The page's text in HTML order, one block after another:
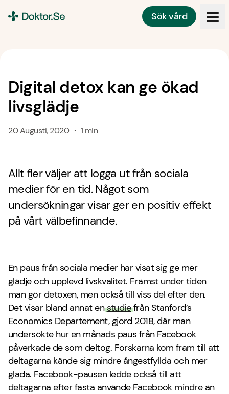
Sök vård
Digital detox kan ge ökad
livsglädje
20 Augusti, 2020 ・ 1 min
Allt fler väljer att logga ut från sociala
medier för en tid. Något som
undersökningar visar ger en positiv effekt
på vårt välbefinnande.
En paus från sociala medier har visat sig ge mer
glädje och upplevd livskvalitet. Främst under tiden
man gör detoxen, men också till viss del efter den.
Det visar bland annat enstudiefrån Stanford’s
Economics Departement, gjord 2018, där man
undersökte hur en månads paus från Facebook
påverkade de som deltog. Forskarna kom fram till att
deltagarna kände sig mindre ångestfyllda och mer
glada. Facebook-pausen ledde också till att
deltagarna efter fasta använde Facebook mindre än